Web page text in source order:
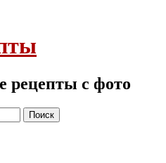
рецепты с фото